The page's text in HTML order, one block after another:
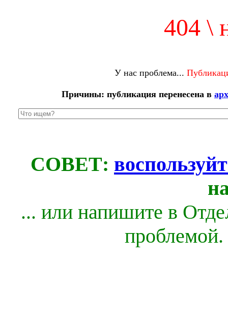
404 \
У нас проблема...
Причины: публикация перенесена в
СОВЕТ:
... или напишите в